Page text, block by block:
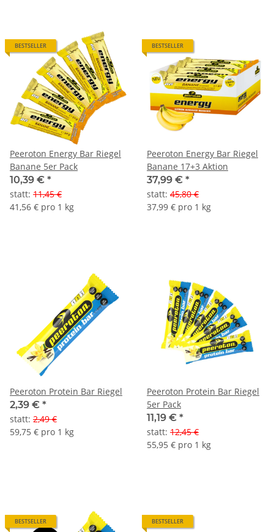
BESTSELLER
Peeroton Energy Bar Riegel
Banane 5er Pack
10,39 € *
statt: 11,45 €
41,56 € pro 1 kg
BESTSELLER
Peeroton Energy Bar Riegel
Banane 17+3 Aktion
37,99 € *
statt: 45,80 €
37,99 € pro 1 kg
Peeroton Protein Bar Riegel
2,39 € *
statt: 2,49 €
59,75 € pro 1 kg
Peeroton Protein Bar Riegel
5er Pack
11,19 € *
statt: 12,45 €
55,95 € pro 1 kg
BESTSELLER BESTSELLER